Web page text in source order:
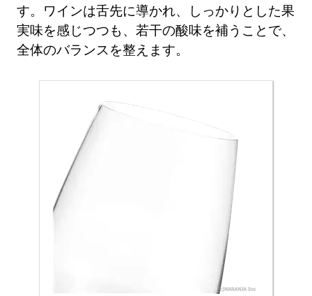
す。ワインは舌先に導かれ、しっかりとした果
実味を感じつつも、若干の酸味を補うことで、
全体のバランスを整えます。